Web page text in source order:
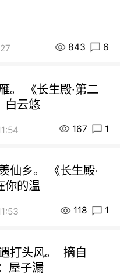
843 6
。 《长生殿·第二
白云悠
167 1
仙乡。 《长生殿·
你的温
118 1
打头风。 摘自
屋子漏